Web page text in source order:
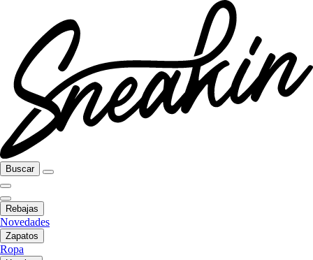
Buscar
Rebajas
Novedades
Zapatos
Ropa